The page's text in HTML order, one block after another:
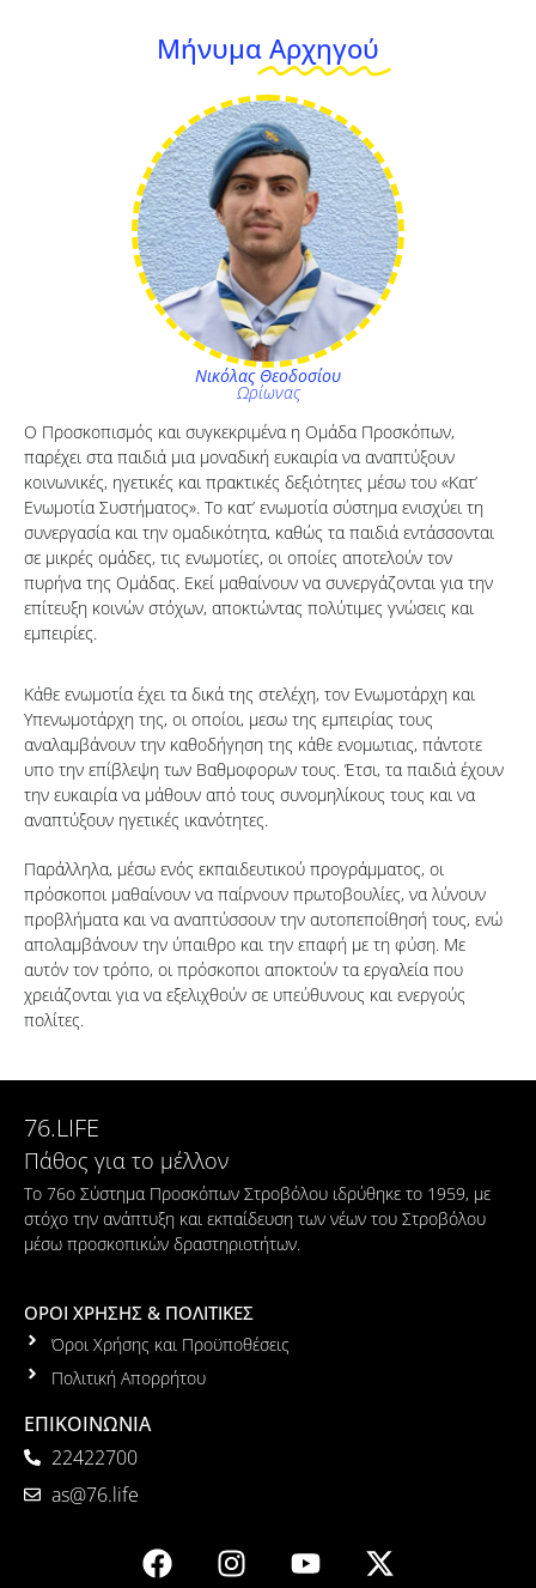
Μήνυμα Αρχηγού
Νικόλας Θεοδοσίου
Ωρίωνας
Ο Προσκοπισμός και συγκεκριμένα η Ομάδα Προσκόπων,
παρέχει στα παιδιά μια μοναδική ευκαιρία να αναπτύξουν
κοινωνικές, ηγετικές και πρακτικές δεξιότητες μέσω του «Κατ’
Ενωμοτία Συστήματος». Το κατ’ ενωμοτία σύστημα ενισχύει τη
συνεργασία και την ομαδικότητα, καθώς τα παιδιά εντάσσονται
σε μικρές ομάδες, τις ενωμοτίες, οι οποίες αποτελούν τον
πυρήνα της Ομάδας. Εκεί μαθαίνουν να συνεργάζονται για την
επίτευξη κοινών στόχων, αποκτώντας πολύτιμες γνώσεις και
εμπειρίες.
Κάθε ενωμοτία έχει τα δικά της στελέχη, τον Ενωμοτάρχη και
Υπενωμοτάρχη της, οι οποίοι, μεσω της εμπειρίας τους
αναλαμβάνουν την καθοδήγηση της κάθε ενομωτιας, πάντοτε
υπο την επίβλεψη των Βαθμοφορων τους. Έτσι, τα παιδιά έχουν
την ευκαιρία να μάθουν από τους συνομηλίκους τους και να
αναπτύξουν ηγετικές ικανότητες.
Παράλληλα, μέσω ενός εκπαιδευτικού προγράμματος, οι
πρόσκοποι μαθαίνουν να παίρνουν πρωτοβουλίες, να λύνουν
προβλήματα και να αναπτύσσουν την αυτοπεποίθησή τους, ενώ
απολαμβάνουν την ύπαιθρο και την επαφή με τη φύση. Με
αυτόν τον τρόπο, οι πρόσκοποι αποκτούν τα εργαλεία που
χρειάζονται για να εξελιχθούν σε υπεύθυνους και ενεργούς
πολίτες.
76.LIFE
Πάθος για το μέλλον
Το 76ο Σύστημα Προσκόπων Στροβόλου ιδρύθηκε το 1959, με
στόχο την ανάπτυξη και εκπαίδευση των νέων του Στροβόλου
μέσω προσκοπικών δραστηριοτήτων.
ΟΡΟΙ ΧΡΗΣΗΣ & ΠΟΛΙΤΙΚΕΣ
Όροι Χρήσης και Προϋποθέσεις
Πολιτική Απορρήτου
ΕΠΙΚΟΙΝΩΝΙΑ
22422700
as@76.life